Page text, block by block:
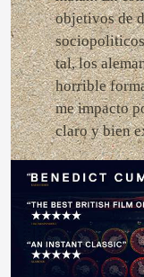
objetivos de
tal, los
horrible
me impacto
claro y bien